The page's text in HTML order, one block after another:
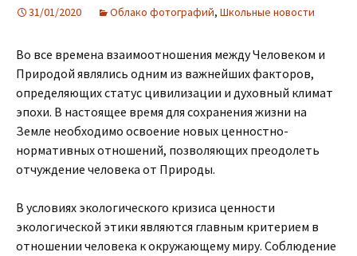
31/01/2020 Облако фотографий, Школьные новости
Во все времена взаимоотношения между Человеком и
Природой являлись одним из важнейших факторов,
определяющих статус цивилизации и духовный климат
эпохи. В настоящее время для сохранения жизни на
Земле необходимо освоение новых ценностно-
нормативных отношений, позволяющих преодолеть
отчуждение человека от Природы.
В условиях экологического кризиса ценности
экологической этики являются главным критерием в
отношении человека к окружающему миру. Соблюдение